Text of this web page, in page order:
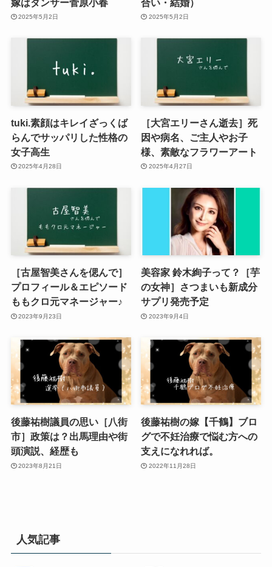
嫁はダンサー菅原小春
2025年5月2日
合い・結婚）
2025年5月2日
tuki.素顔はキレイざっくば
らんでサッパリした性格の
女子高生
2025年4月28日
［大宮エリーさん逝去］死
因や病名、ご主人やお子
様、素敵なフラワーアート
2025年4月27日
［古屋智美さんを偲んで］
プロフィール＆エピソード
ももクロ元マネージャー♪
2023年9月23日
美容家 鈴木絢子って？［芋
の女神］さつまいも新成分
サプリ発売予定
2023年9月4日
後藤祐樹議員の思い［八街
市］政策は？出馬理由や街
頭演説、経歴も
2023年8月21日
後藤祐樹の嫁【千鶴】ブロ
グで不妊治療で悩む方への
支えになれれば。
2022年11月28日
人気記事